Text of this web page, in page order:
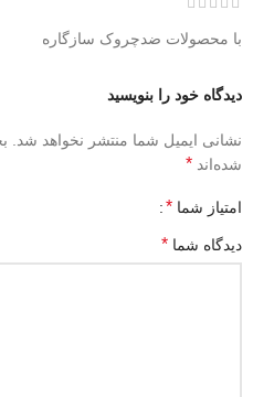
با محصولات ضدچروک سازگاره
دیدگاه خود را بنویسید
نشانی ایمیل شما منتشر نخواهد شد.
شده‌اند *
امتیاز شما *
دیدگاه شما *